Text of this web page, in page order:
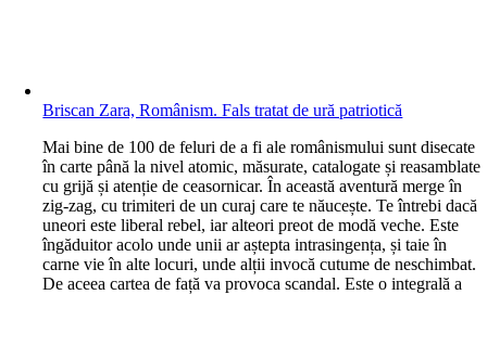
Briscan Zara, Românism. Fals tratat de ură patriotică
Mai bine de 100 de feluri de a fi ale românismului sunt disecate
în carte până la nivel atomic, măsurate, catalogate și reasamblate
cu grijă și atenție de ceasornicar. În această aventură merge în
zig-zag, cu trimiteri de un curaj care te năucește. Te întrebi dacă
uneori este liberal rebel, iar alteori preot de modă veche. Este
îngăduitor acolo unde unii ar aștepta intrasingența, și taie în
carne vie în alte locuri, unde alții invocă cutume de neschimbat.
De aceea cartea de față va provoca scandal. Este o integrală a